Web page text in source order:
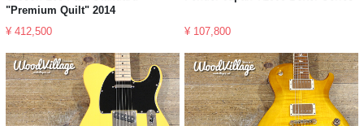
"Premium Quilt" 2014
¥ 412,500 ¥ 107,800